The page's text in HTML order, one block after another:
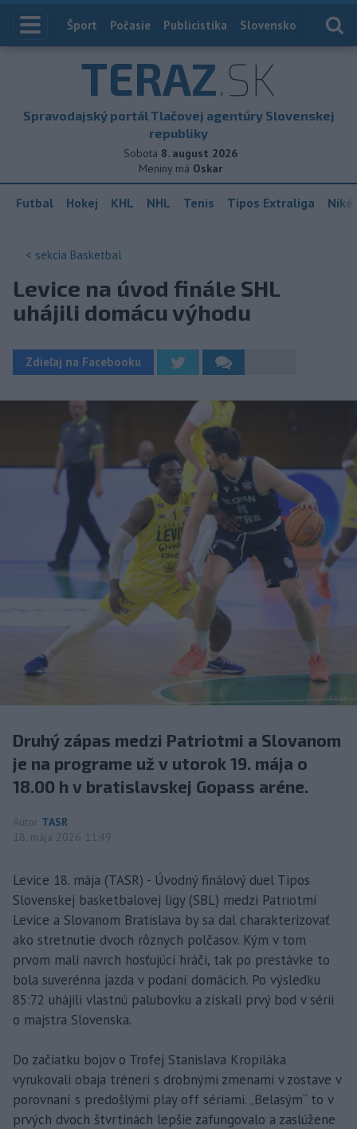
Index
Šport Počasie Publicistika Slovensko
TERAZ.SK
Spravodajský portál Tlačovej agentúry Slovenskej
republiky
Sobota 8. august 2026
Meniny má Oskar
Futbal Hokej KHL NHL Tenis Tipos Extraliga
< sekcia Basketbal
Levice na úvod finále SHL
uhájili domácu výhodu
Zdieľaj na Facebooku
Druhý zápas medzi Patriotmi a Slovanom
je na programe už v utorok 19. mája o
18.00 h v bratislavskej Gopass aréne.
Autor TASR
18. mája 2026 11:49
Levice 18. mája (TASR) - Úvodný finálový duel Tipos
Slovenskej basketbalovej ligy (SBL) medzi Patriotmi
Levice a Slovanom Bratislava by sa dal charakterizovať
ako stretnutie dvoch rôznych polčasov. Kým v tom
prvom mali navrch hosťujúci hráči, tak po prestávke to
bola suverénna jazda v podaní domácich. Po výsledku
85:72 uhájili vlastnú palubovku a získali prvý bod v sérii
o majstra Slovenska.
Do začiatku bojov o Trofej Stanislava Kropiláka
vyrukovali obaja tréneri s drobnými zmenami v zostave v
porovnaní s predošlými play off sériami. „Belasým“ to v
prvých dvoch štvrtinách lepšie zafungovalo a zaslúžene